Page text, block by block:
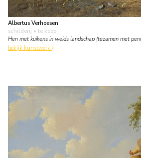
Albertus Verhoesen
schilderij • te koop
Hen met kuikens in weids landschap (tezamen met
bekijk kunstwerk